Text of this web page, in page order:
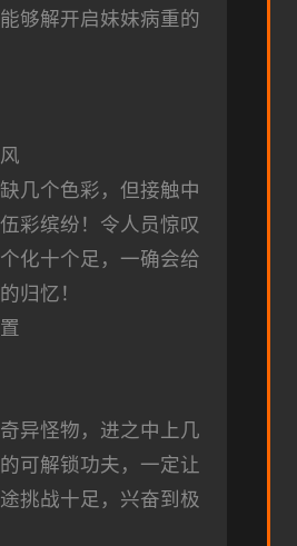
够解开启妹妹病重的
几个色彩，但接触中
彩缤纷！令人员惊叹
化十个足，一确会给
归忆！
异怪物，进之中上几
可解锁功夫，一定让
挑战十足，兴奋到极